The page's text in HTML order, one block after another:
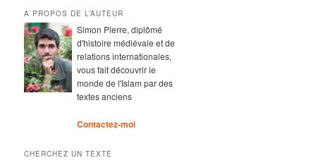
A PROPOS DE L’AUTEUR
Simon Pierre, diplômé
d'histoire médiévale et de
relations internationales,
vous fait découvrir le
monde de l'Islam par des
textes anciens
Contactez-moi
CHERCHEZ UN TEXTE